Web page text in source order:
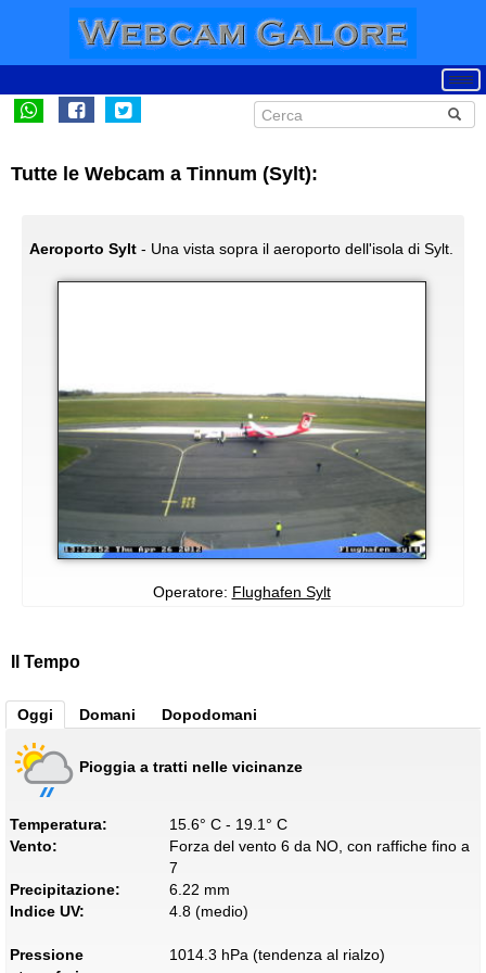
Tutte le Webcam a Tinnum (Sylt):
Aeroporto Sylt - Una vista sopra il aeroporto dell'isola di Sylt.
Operatore: Flughafen Sylt
Il Tempo
Oggi Domani Dopodomani
Pioggia a tratti nelle vicinanze
Temperatura:
15.6° C - 19.1° C
Vento:
Forza del vento 6 da NO, con raffiche fino a
7
Precipitazione:
6.22 mm
Indice UV:
4.8 (medio)
Pressione
1014.3 hPa (tendenza al rialzo)